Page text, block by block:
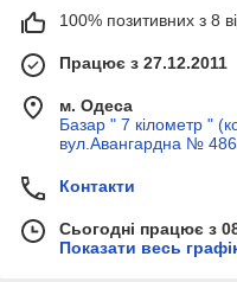
100% позитивних з 8
Працює з 27.12.2011
м. Одеса
Базар " 7 кілометр "
вул.Авангардна №
Контакти
Сьогодні працює з
Показати весь